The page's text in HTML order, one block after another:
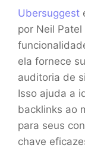
Ubersuggest
por Neil
ela fornece
auditoria de
Isso ajuda a
backlinks ao
para seus
chave